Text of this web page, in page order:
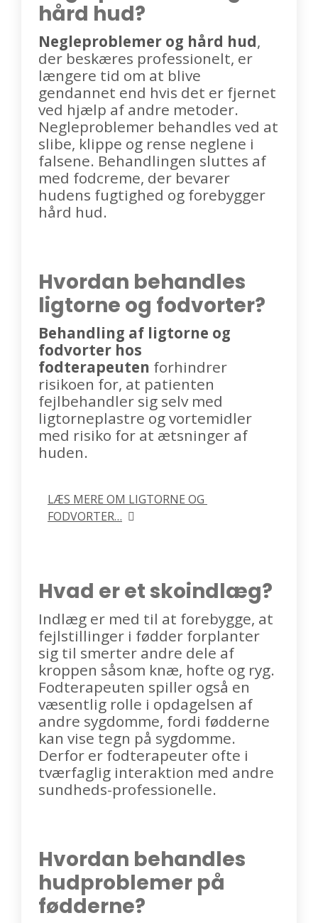
hård hud?
Negleproblemer og hård hud,
der beskæres professionelt, er
længere tid om at blive
gendannet end hvis det er fjernet
ved hjælp af andre metoder.
Negleproblemer behandles ved at
slibe, klippe og rense neglene i
falsene. Behandlingen sluttes af
med fodcreme, der bevarer
hudens fugtighed og forebygger
hård hud.
Hvordan behandles
ligtorne og fodvorter?
Behandling af ligtorne og
fodvorter hos
fodterapeuten forhindrer
risikoen for, at patienten
fejlbehandler sig selv med
ligtorneplastre og vortemidler
med risiko for at ætsninger af
huden.
LÆS MERE OM LIGTORNE OG
FODVORTER…
Hvad er et skoindlæg?
Indlæg er med til at forebygge, at
fejlstillinger i fødder forplanter
sig til smerter andre dele af
kroppen såsom knæ, hofte og ryg.
Fodterapeuten spiller også en
væsentlig rolle i opdagelsen af
andre sygdomme, fordi fødderne
kan vise tegn på sygdomme.
Derfor er fodterapeuter ofte i
tværfaglig interaktion med andre
sundheds-professionelle.
Hvordan behandles
hudproblemer på
fødderne?